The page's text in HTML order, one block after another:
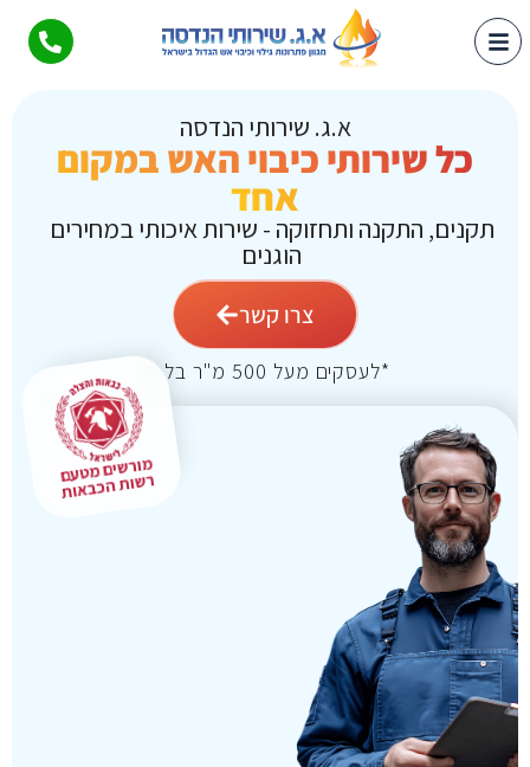
א.ג. שירותי הנדסה
כל שירותי כיבוי האש במקום
אחד
תקנים, התקנה ותחזוקה - שירות איכותי במחירים
הוגנים
צרו קשר
*לעסקים מעל 500 מ"ר בלבד
מורשים מטעם
רשות הכבאות